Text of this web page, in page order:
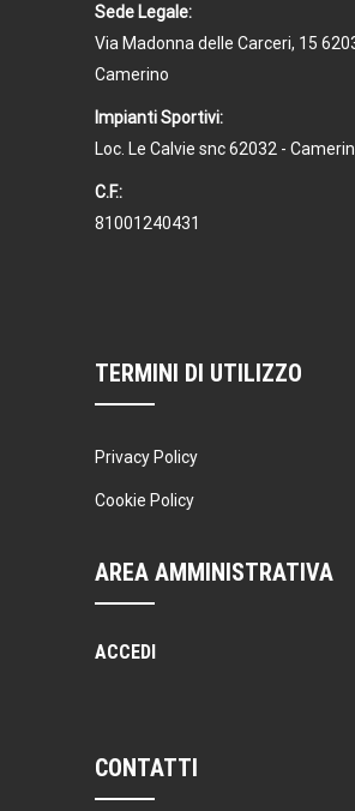
Sede Legale:
Via Madonna delle Carceri, 15
Camerino
Impianti Sportivi:
Loc. Le Calvie snc 62032 -
C.F.:
81001240431
TERMINI DI UTILIZZO
Privacy Policy
Cookie Policy
AREA AMMINISTRATIVA
ACCEDI
CONTATTI